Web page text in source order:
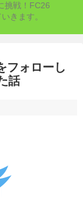
挑戦！FC26
きます。
フォローし
話